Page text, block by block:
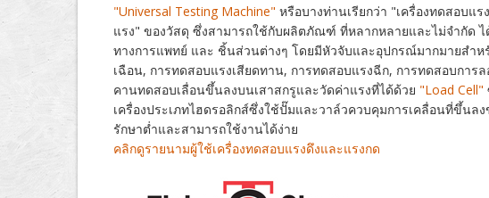
"Universal Testing Machine" หรือบางท่านเรียกว่า "เครื่องทดสอบ
แรง" ของวัสดุ ซึ่งสามารถใช้กับผลิตภัณฑ์ ที่หลากหลายและไม่จำกัด
ทางการแพทย์ และ ชิ้นส่วนต่างๆ โดยมีหัวจับและอุปกรณ์มากมายสำ
เฉือน, การทดสอบแรงเสียดทาน, การทดสอบแรงฉีก, การทดสอบการ
คานทดสอบเลื่อนขึ้นลงบนเสาสกรูและวัดค่าแรงที่ได้ด้วย "Load Cell"
เครื่องประเภทไฮดรอลิกส์ซึ่งใช้ปั๊มและวาล์วควบคุมการเคลื่อนที่ขึ้นล
รักษาต่ำและสามารถใช้งานได้ง่าย
คลิกดูรายนามผู้ใช้เครื่องทดสอบแรงดึงและแรงกด